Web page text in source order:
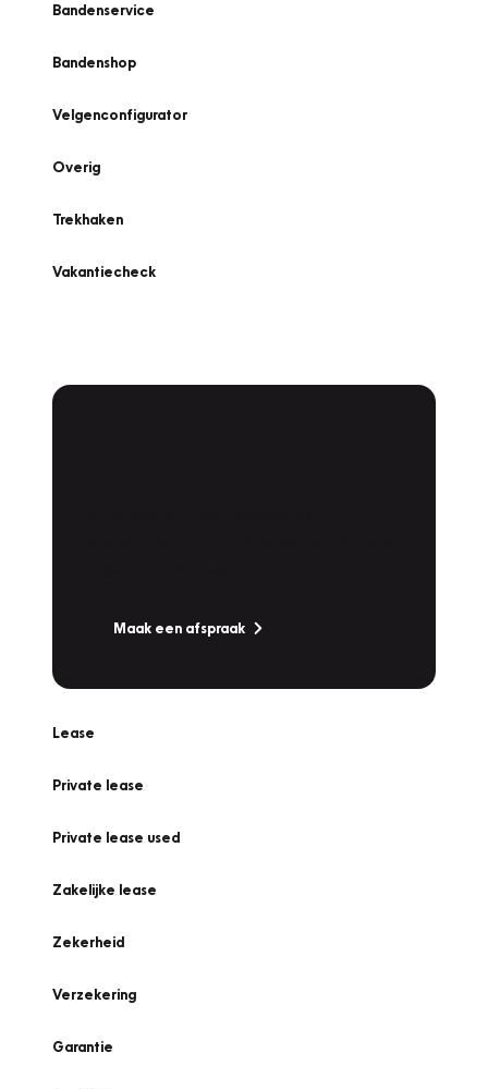
Bandenservice
Bandenshop
Velgenconfigurator
Overig
Trekhaken
Vakantiecheck
Maak een afspraak
Lease
Private lease
Private lease used
Zakelijke lease
Zekerheid
Verzekering
Garantie